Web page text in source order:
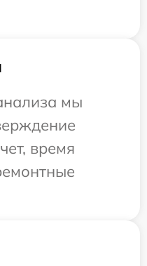
мы
время